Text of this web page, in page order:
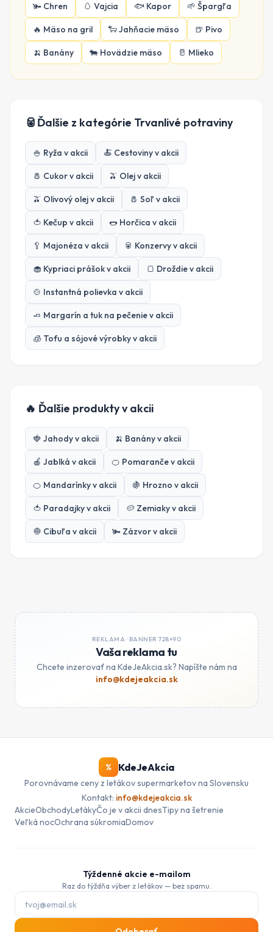
🫚 Chren 🥚 Vajcia 🐟 Kapor 🌱 Špargľa
🔥 Mäso na gril 🐑Jahňacie mäso 🍺 Pivo
🍌 Banány 🐄 Hovädzie mäso 🥛 Mlieko
🥫 Ďalšie z kategórie Trvanlivé potraviny
🍚 Ryža v akcii 🍝 Cestovinyv akcii
🧂 Cukorv akcii 🫒 Olejv akcii
🫒 Olivový olejv akcii 🧂 Soľ v akcii
🍅 Kečup v akcii 🌭 Horčica v akcii
🥄 Majonéza v akcii 🥫 Konzervyv akcii
🧁 Kypriaci prášokv akcii 🍞 Droždiev akcii
🍲 Instantná polievka v akcii
🧈 Margarín a tuk na pečeniev akcii
🧊 Tofu a sójové výrobkyv akcii
🔥 Ďalšie produkty v akcii
🍓 Jahodyv akcii 🍌 Banányv akcii
🍎 Jablká v akcii 🍊 Pomarančev akcii
🍊 Mandarínkyv akcii 🍇 Hrozno v akcii
🍅 Paradajkyv akcii 🥔 Zemiakyv akcii
🧅 Cibuľa v akcii 🫚 Zázvorv akcii
REKLAMA · BANNER 728×90
Vaša reklama tu
Chcete inzerovať na KdeJeAkcia.sk? Napíšte nám na
info@kdejeakcia.sk
% KdeJeAkcia
Porovnávame ceny z letákov supermarketov na Slovensku
Kontakt: info@kdejeakcia.sk
AkcieObchodyLetákyČo je v akcii dnesTipy na šetrenie
Veľká nocOchrana súkromiaDomov
Týždenné akcie e-mailom
Raz do týždňa výber z letákov — bez spamu.
E-mail pre odber akcií